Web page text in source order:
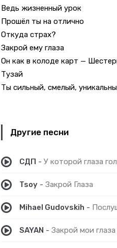
Ведь жизненный урок
Прошёл ты на отлично
Откуда страх?
Закрой ему глаза
Он как в колоде карт —
Тузай
Ты сильный, смелый,
Другие песни
СДП - У которой глаза
Tsoy - Закрой Глаза
Mihael Gudovskih -
SAYAN - Закрой мои глаза